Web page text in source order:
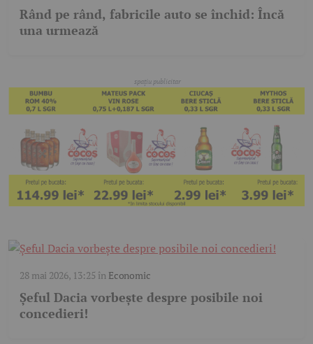
Rând pe rând, fabricile auto se închid: Încă
una urmează
28 mai 2026, 13:25 în Economic
Șeful Dacia vorbește despre posibile noi
concedieri!